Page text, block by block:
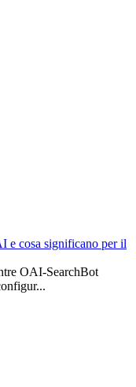
e cosa significano per il
OAI-SearchBot